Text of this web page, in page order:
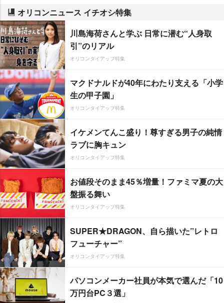
オリコンニュース イチオシ特集
川島海荷さんと学ぶ 日常に潜む“人身取
引”のリアル
オリコンタイアップ特集
マクドナルドが40年にわたり支える「小学
生の甲子園」
オリコンタイアップ特集
イケメンてんこ盛り！尊すぎる男子の純情
ラブに胸キュン
オリコンタイアップ特集
お値段そのまま45％増量！ファミマ夏の大
盤振る舞い
オリコンタイアップ特集
SUPER★DRAGON、自ら描いた”レトロ
フューチャー”
オリコンタイアップ特集
パソコンメーカー社員が本気で選んだ「10
万円台PC３選」